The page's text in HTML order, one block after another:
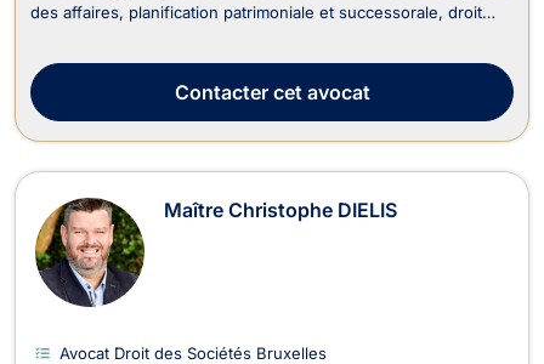
des affaires, planification patrimoniale et successorale, droit
service de ses clients pou...
Contactercet avocat
Maître Christophe DIELIS
Avocat Droit des Sociétés Bruxelles